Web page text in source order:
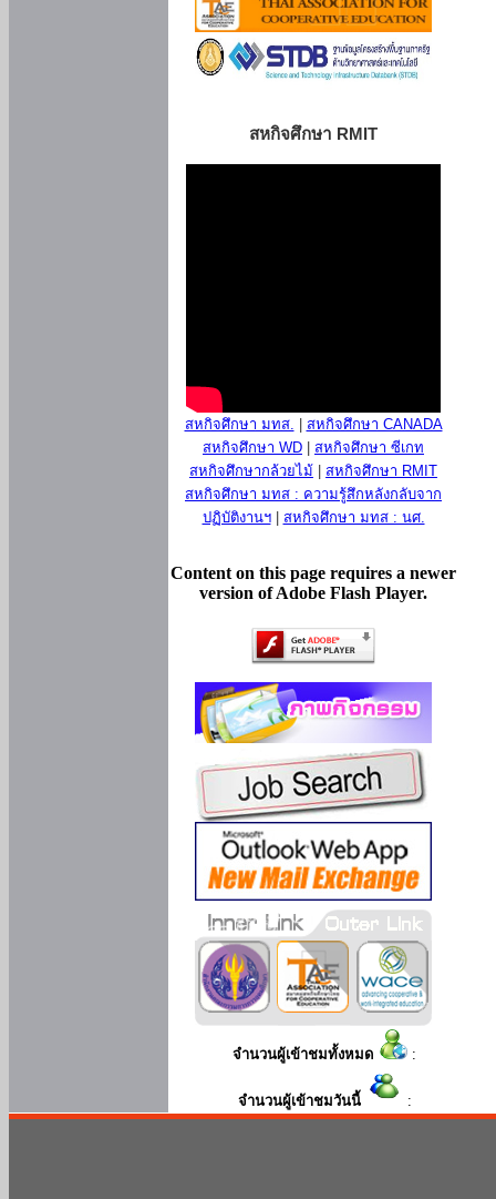
สหกิจศึกษา RMIT
สหกิจศึกษา มทส.
สหกิจศึกษา CANADA
สหกิจศึกษา WD
สหกิจศึกษา ซีเกท
สหกิจศึกษากล้วยไม้
สหกิจศึกษา RMIT
สหกิจศึกษา มทส : ความรู้สึกหลังกลับจาก
ปฏิบัติงานฯ| สหกิจศึกษา มทส : นศ.
Content on this page requires a newer
version of Adobe Flash Player.
จำนวนผู้เข้าชมทั้งหมด :
จำนวนผู้เข้าชมวันนี้ :